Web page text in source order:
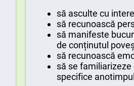
să asculte cu
să recunoască
să manifeste
de conținutul
să recunoască
să se
specifice